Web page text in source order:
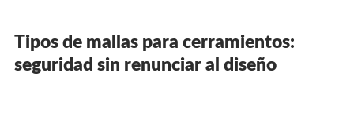
Tipos de mallas para cerramientos:
seguridad sin renunciar al diseño